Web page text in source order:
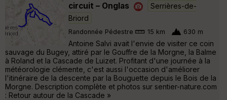
circuit – Onglas
Serrières-de-
Briord
Randonnée Pédestre 15 km 630 m
Antoine Salvi avait l'envie de visiter ce coin
sauvage du Bugey, attiré par le Gouffre de la Morgne, la Balme
à Roland et la Cascade de Luizet. Profitant d'une journée à la
météorologie clémente, c'est aussi l'occasion d'améliorer
l'itinéraire de la descente par la Bouguette depuis le Bois de la
Morgne. Description complète et photos sur sentier-nature.com
: Retour autour de la Cascade »